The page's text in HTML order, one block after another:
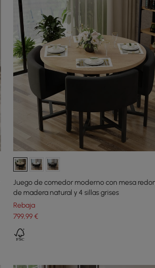
Juego de comedor moderno con mesa
de madera natural y 4 sillas grises
Rebaja
799,99€